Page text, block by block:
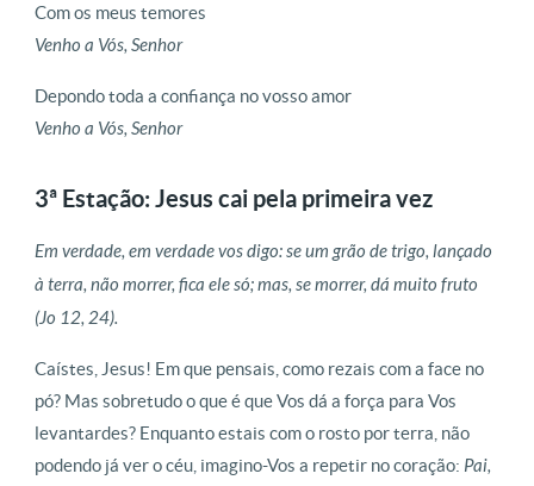
Com os meus temores
Venho a Vós, Senhor
Depondo toda a confiança no vosso amor
Venho a Vós, Senhor
3ª Estação: Jesus cai pela primeira vez
Em verdade, em verdade vos digo: se um grão de trigo, lançado
à terra, não morrer, fica ele só; mas, se morrer, dá muito fruto
(Jo 12, 24).
Caístes, Jesus! Em que pensais, como rezais com a face no
pó? Mas sobretudo o que é que Vos dá a força para Vos
levantardes? Enquanto estais com o rosto por terra, não
podendo já ver o céu, imagino-Vos a repetir no coração: Pai,